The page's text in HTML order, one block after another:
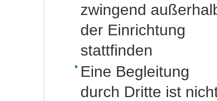
zwingend
der Einrichtung
stattfinden
Eine Begleitung
durch Dritte ist